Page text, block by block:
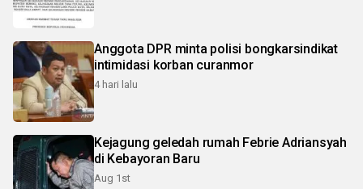
Anggota DPR minta polisi bongkarsindikat
intimidasi korban curanmor
4 hari lalu
Kejagung geledah rumah Febrie Adriansyah
di Kebayoran Baru
Aug 1st